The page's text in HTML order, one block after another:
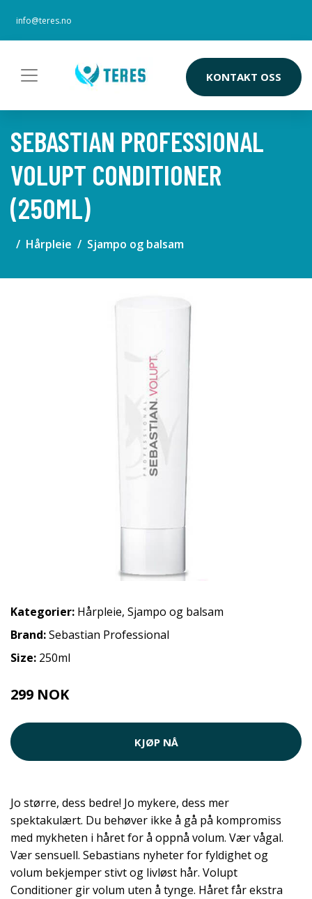
info@teres.no
KONTAKT OSS
SEBASTIAN PROFESSIONAL
VOLUPT CONDITIONER
(250ML)
Hårpleie Sjampo og balsam
Kategorier: Hårpleie, Sjampo og balsam
Brand:Sebastian Professional
Size: 250ml
299 NOK
KJØP NÅ
Jo større, dess bedre! Jo mykere, dess mer
spektakulært. Du behøver ikke å gå på kompromiss
med mykheten i håret for å oppnå volum. Vær vågal.
Vær sensuell. Sebastians nyheter for fyldighet og
volum bekjemper stivt og livløst hår. Volupt
Conditioner gir volum uten å tynge. Håret får ekstra